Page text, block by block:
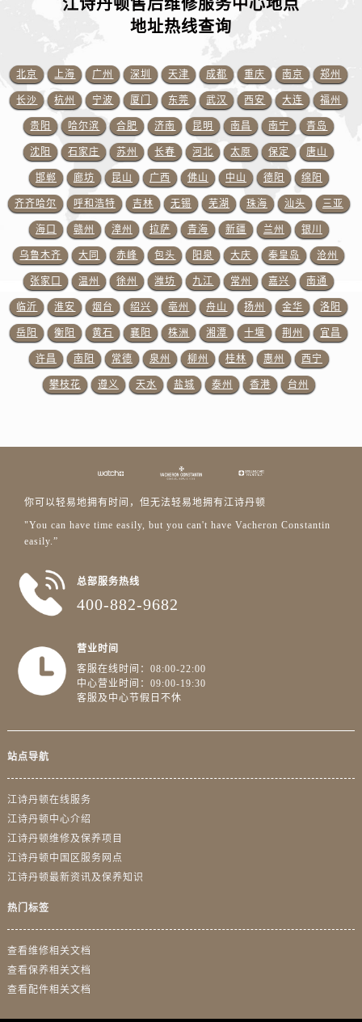
江西省吉安市吉州区井冈山大道江诗丹顿售后服务中心（需提前预约）
江西省景德镇市珠山区珠山中路江诗丹顿售后服务中心（需提前预约）
江西省九江市浔阳区浔阳路江诗丹顿售后服务中心（需提前预约）
江西省南昌市红谷滩新区红谷中大道998号绿地双子塔（中央广场）A1座办公楼14层1407室江诗丹顿售后服务中心（需提前预约）
江西省萍乡市安源区萍安北大道与康庄路交叉口江诗丹顿售后服务中心（需提前预约）
江西省上饶市信州区滨江西路江诗丹顿售后服务中心（需提前预约）
江西省新余市渝水区北湖西路江诗丹顿售后服务中心（需提前预约）
江西省宜春市袁州区中山中路江诗丹顿售后服务中心（需提前预约）
江西省鹰潭市月湖区胜利东路江诗丹顿售后服务中心（需提前预约）
山东省德州市德城区东风中路江诗丹顿售后服务中心（需提前预约）
山东省东营市东营区济南路江诗丹顿售后服务中心（需提前预约）
山东省济南市历下区经十路11111号华润中心写字楼（万象城）15层1508室江诗丹顿售后服务中心（需提前预约）
山东省济宁市任城区太白楼路江诗丹顿售后服务中心（需提前预约）
山东省莱芜市文化南路8号银座商城名表维修一楼名表维修江诗丹顿售后服务中心（需提前预约）
山东省淄博市张店区金晶大道江诗丹顿售后服务中心（需提前预约）
浙江省衢州市柯城区上街江诗丹顿售后服务中心（需提前预约）
浙江省舟山市定海区解放东路江诗丹顿售后服务中心（需提前预约）
江诗丹顿售后维修服务中心地点
地址热线查询
北京 上海 广州 深圳 天津 成都 重庆 南京 郑州
长沙 杭州 宁波 厦门 东莞 武汉 西安 大连 福州
贵阳 哈尔滨 合肥 济南 昆明 南昌 南宁 青岛
沈阳 石家庄 苏州 长春 河北 太原 保定 唐山
邯郸 廊坊 昆山 广西 佛山 中山 德阳 绵阳
齐齐哈尔 呼和浩特 吉林 无锡 芜湖 珠海 汕头 三亚
海口 赣州 漳州 拉萨 青海 新疆 兰州 银川
乌鲁木齐 大同 赤峰 包头 阳泉 大庆 秦皇岛 沧州
张家口 温州 徐州 潍坊 九江 常州 嘉兴 南通
临沂 淮安 烟台 绍兴 亳州 舟山 扬州 金华 洛阳
岳阳 衡阳 黄石 襄阳 株洲 湘潭 十堰 荆州 宜昌
许昌 南阳 常德 泉州 柳州 桂林 惠州 西宁
攀枝花 遵义 天水 盐城 泰州 香港 台州
你可以轻易地拥有时间，但无法轻易地拥有江诗丹顿
"You can have time easily, but you can't have Vacheron Constantin
easily.”
总部服务热线
400-882-9682
营业时间
客服在线时间：08:00-22:00
中心营业时间：09:00-19:30
客服及中心节假日不休
站点导航
江诗丹顿在线服务
江诗丹顿中心介绍
江诗丹顿维修及保养项目
江诗丹顿中国区服务网点
江诗丹顿最新资讯及保养知识
热门标签
查看维修相关文档
查看保养相关文档
查看配件相关文档